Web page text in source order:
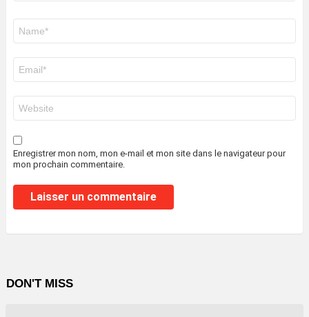
mail
*
web
Enregistrer mon nom, mon e-mail et mon site dans le navigateur pour
mon prochain commentaire.
DON'T MISS